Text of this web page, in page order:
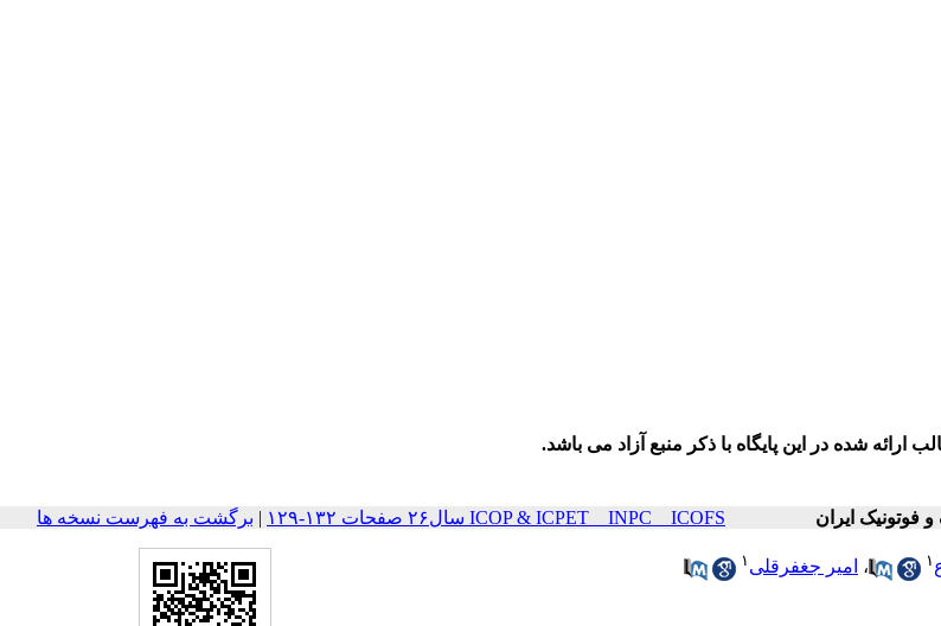
ارائه شده در این پایگاه با ذکر منبع آزاد می باشد.
ICOP & ICPET _ INPC _ ICOFS سال۲۶ صفحات ۱۳۲-۱۲۹ | برگشت به فهرست نسخه ها
۱ ، امیر جغفرقلی ۱